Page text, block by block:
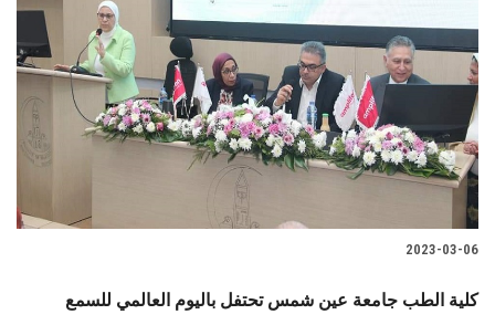
2023-03-06
كلية الطب جامعة عين شمس تحتفل باليوم العالمي للسمع